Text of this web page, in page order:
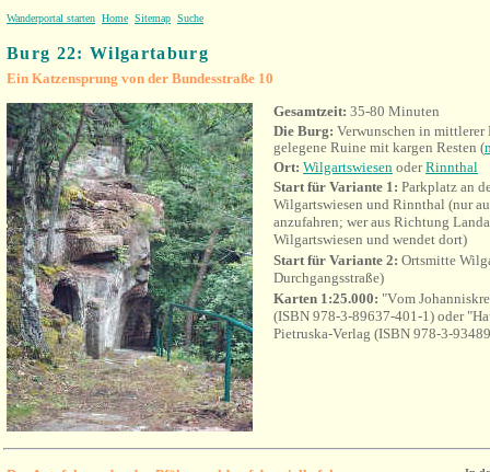
Wanderportal starten Home Sitemap Suche
Burg 22: Wilgartaburg
Ein Katzensprung von der Bundesstraße 10
Gesamtzeit: 35-80 Minuten
Die Burg: Verwunschen in mittlerer
gelegene Ruine mit kargen Resten (
Ort: Wilgartswiesen oderRinnthal
Start für Variante 1: Parkplatz an
Wilgartswiesen und Rinnthal (nur
anzufahren; wer aus Richtung
Wilgartswiesen und wendet dort)
Start für Variante 2: Ortsmitte
Durchgangsstraße)
Karten 1:25.000: "Vom
(ISBN 978-3-89637-401-1) oder
Pietruska-Verlag (ISBN 978-3-